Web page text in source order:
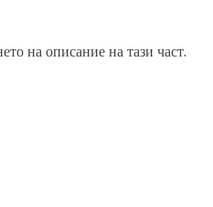
на описание на тази част.